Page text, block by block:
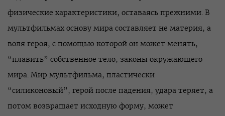
физические характеристики, оставаясь прежними. В
мультфильмах основу мира составляет не материя, а
воля героя, с помощью которой он может менять,
“плавить” собственное тело, законы окружающего
мира. Мир мультфильма, пластически
“силиконовый”, герой после падения, удара теряет, а
потом возвращает исходную форму, может